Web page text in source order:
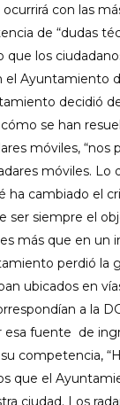
con las
de “dudas
que los
Ayuntamiento
decidió
se han
móviles,
móviles.
ha cambiado el
ser siempre el
más que en un
perdió la
ubicados en
a la
esa fuente de
competencia,
que el
ciudad. Los